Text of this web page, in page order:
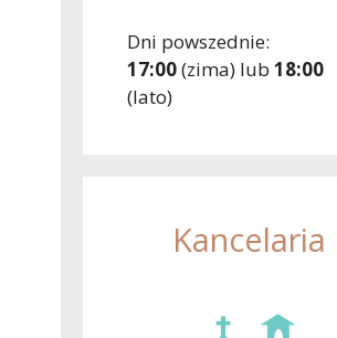
Dni powszednie:
17:00(zima) lub 18:00
(lato)
Kancelaria